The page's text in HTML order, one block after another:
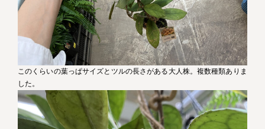
このくらいの葉っぱサイズとツルの長さがある大人株。複数種類ありま
した。